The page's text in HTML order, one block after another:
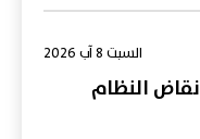
السبت 8 آب 2026
النظام